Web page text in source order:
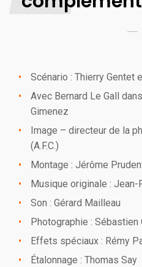
Scénario : Thierry Gentet
Avec Bernard Le Gall
Gimenez
Image – directeur de la
(A.F.C.)
Montage : Jérôme
Musique originale :
Son : Gérard Mailleau
Photographie : Sébastien
Effets spéciaux : Rémy
Étalonnage : Thomas Say